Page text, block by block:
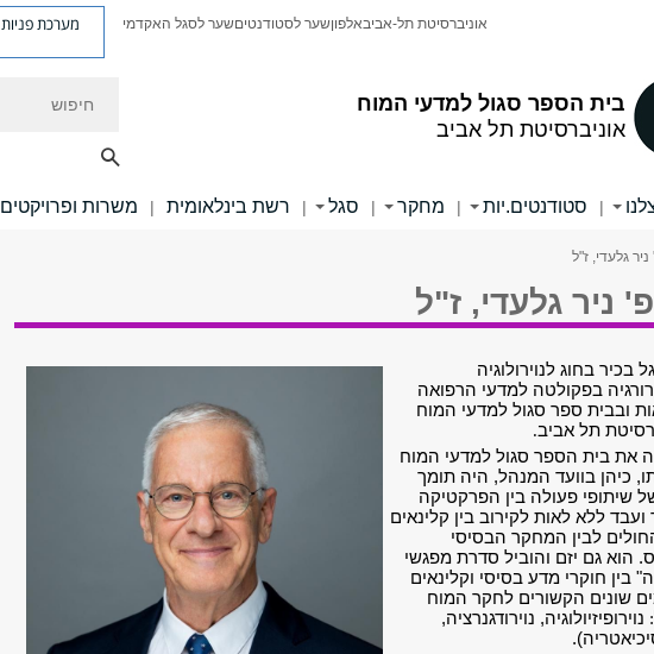
בית הספר סגול למדעי המוח
אוניברסיטת תל אביב
אוניברסיטת תל-אביבאלפוןשער לסטודנטיםשער לסגל האקדמי מערכת פניות
| סטודנטים.יות | מחקר | סגל | רשת בינלאומית | משרות ופרויקטים
גלעדי, ז"ל
ניר גלעדי, ז"ל
בכיר בחוג לנוירולוגיה
בפקולטה למדעי הרפואה
ובבית ספר סגול למדעי המוח
תל אביב.
את בית הספר סגול למדעי המוח
כיהן בוועד המנהל, היה תומך
שיתופי פעולה בין הפרקטיקה
ללא לאות לקירוב בין קלינאים
לבין המחקר הבסיסי
הוא גם יזם והוביל סדרת מפגשי
בין חוקרי מדע בסיסי וקלינאים
שונים הקשורים לחקר המוח
: נוירופיזיולוגיה, נוירודגנרציה,